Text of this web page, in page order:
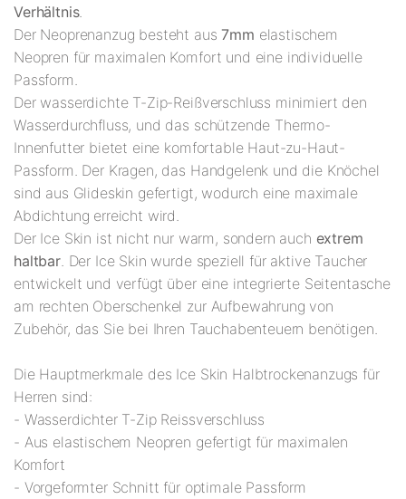
Verhältnis.
Der Neoprenanzug besteht aus 7mm elastischem
Neopren für maximalen Komfort und eine individuelle
Passform.
Der wasserdichte T-Zip-Reißverschluss minimiert den
Wasserdurchfluss, und das schützende Thermo-
Innenfutter bietet eine komfortable Haut-zu-Haut-
Passform. Der Kragen, das Handgelenk und die Knöchel
sind aus Glideskin gefertigt, wodurch eine maximale
Abdichtung erreicht wird.
Der Ice Skin ist nicht nur warm, sondern auch extrem
haltbar. Der Ice Skin wurde speziell für aktive Taucher
entwickelt und verfügt über eine integrierte Seitentasche
am rechten Oberschenkel zur Aufbewahrung von
Zubehör, das Sie bei Ihren Tauchabenteuern benötigen.
Die Hauptmerkmale des Ice Skin Halbtrockenanzugs für
Herren sind:
- Wasserdichter T-Zip Reissverschluss
- Aus elastischem Neopren gefertigt für maximalen
Komfort
- Vorgeformter Schnitt für optimale Passform